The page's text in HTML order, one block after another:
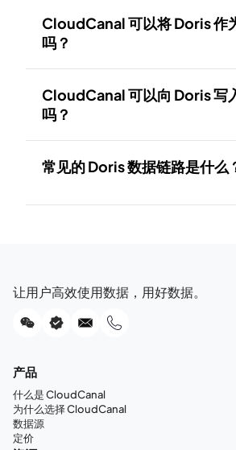
CloudCanal 可以将 Doris 作
吗？
CloudCanal 可以向 Doris 写
吗？
常见的 Doris 数据链路是什么
让用户高效使用数据，用好数据。
产品
什么是 CloudCanal
为什么选择 CloudCanal
数据源
定价